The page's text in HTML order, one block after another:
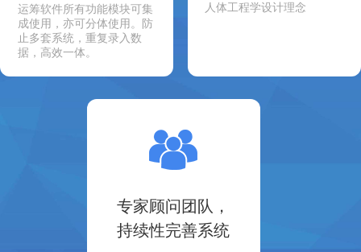
运筹软件所有功能模块可集
成使用，亦可分体使用。防
止多套系统，重复录入数
据，高效一体。
人体工程学设计理念
专家顾问团队，
持续性完善系统